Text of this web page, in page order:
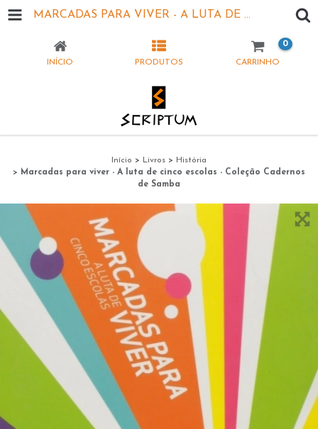
MARCADAS PARA VIVER - A LUTA DE CINCO ESCOLAS - COLEÇÃO CADERNOS DE SAMBA
INÍCIO PRODUTOS CARRINHO
0
Início > Livros > História
> Marcadas para viver - A luta de cinco escolas - Coleção Cadernos
de Samba